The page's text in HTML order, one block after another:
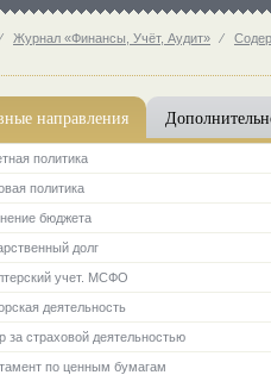
⁄ Журнал «Финансы, Учёт, Аудит» ⁄
направления
политика
политика
бюджета
долг
учет. МСФО
деятельность
за страховой деятельностью
по ценным бумагам